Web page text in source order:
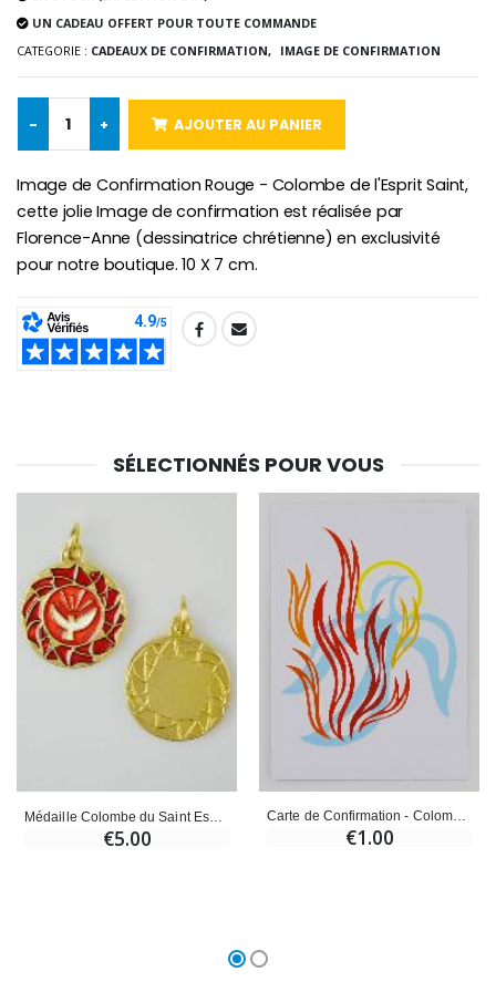
Bougie Neuvaine pour une Guérison - 17.5cm
€4.90 €23.00
UN CADEAU OFFERT POUR TOUTE COMMANDE
CATEGORIE : CADEAUX DE CONFIRMATION, IMAGE DE CONFIRMATION
- + AJOUTER AU PANIER
Image de Confirmation Rouge - Colombe de l'Esprit Saint,
cette jolie Image de confirmation est réalisée par
Florence-Anne (dessinatrice chrétienne) en exclusivité
pour notre boutique. 10 X 7 cm.
SHARE:
SÉLECTIONNÉS POUR VOUS
Médaille Colombe du Saint Esprit Dorée & Émail Rouge - 2cm
€5.00
Carte de Confirmation - Colombe Feu de l'Esprit Saint
€1.00